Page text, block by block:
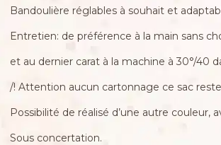
Bandoulière réglables à souhait et
Entretien: de préférence à la main sans
et au dernier carat à la machine à 30°/40
/! Attention aucun cartonnage ce sac
Possibilité de réalisé d’une autre couleur,
Sous concertation.